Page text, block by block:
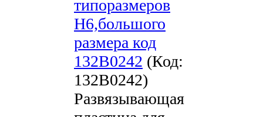
типоразмеров
H6,большого
размера код
132B0242 (Код:
132B0242)
Развязывающая